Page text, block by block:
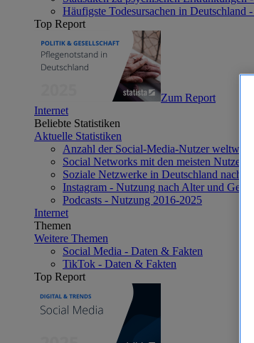
Häufigste Todesursachen in Deutschland
Top Report
Zum Report
Internet
Beliebte Statistiken
Aktuelle Statistiken
Anzahl der Social-Media-Nutzer weltweit
Social Networks mit den meisten Nutzern
Soziale Netzwerke in Deutschland nach
Instagram - Nutzung nach Alter und
Podcasts - Nutzung 2016-2025
Internet
Themen
Weitere Themen
Social Media - Daten & Fakten
TikTok - Daten & Fakten
Top Report